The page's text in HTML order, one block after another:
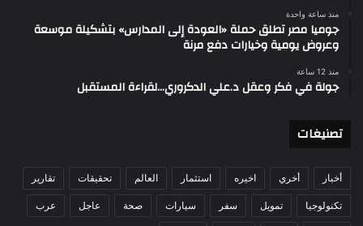
منذ ساعة واحدة
جوميا مصر تطلق حملة «العودة إلى المدارس» بتشكيلة موسعة
وعروض يومية وخيارات دفع مرنة
منذ 12 ساعة
جولة في فكر وعقل د.علي الدكروري…لقراءة المستقبل
تصنيغات
أخبار أخري اخيره استثمار العالم تحقيقات تقارير
تكنولوجيا تمويل سفر سيارات صحة عاجل عرب